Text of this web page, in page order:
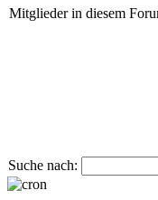
Mitglieder in diesem
Suche nach: